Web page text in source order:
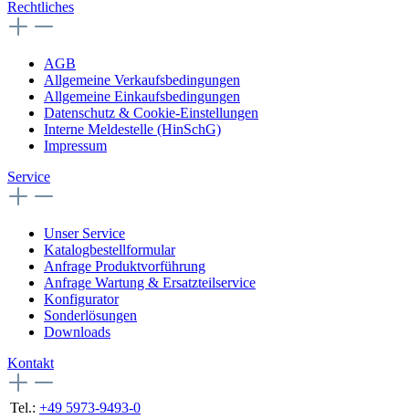
Rechtliches
AGB
Allgemeine Verkaufsbedingungen
Allgemeine Einkaufsbedingungen
Datenschutz & Cookie-Einstellungen
Interne Meldestelle (HinSchG)
Impressum
Service
Unser Service
Katalogbestellformular
Anfrage Produktvorführung
Anfrage Wartung & Ersatzteilservice
Konfigurator
Sonderlösungen
Downloads
Kontakt
Tel.: +49 5973-9493-0